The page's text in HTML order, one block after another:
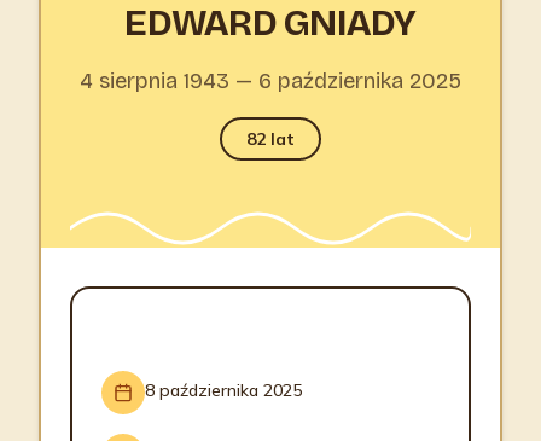
EDWARD GNIADY
4 sierpnia 1943 — 6 października 2025
82 lat
8 października 2025